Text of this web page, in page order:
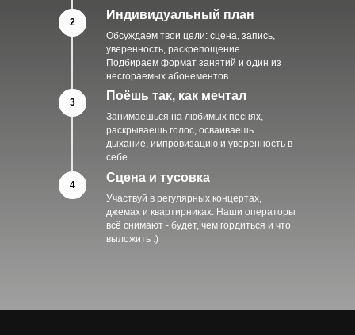
Индивидуальный план
Обсуждаем твои цели: сцена, запись,
уверенность, раскрепощение.
Подбираем формат занятий и один из
несгораемых абонементов
Поёшь так, как мечтал
Занимаешься на любимых песнях,
раскрываешь голос, осваиваешь
дыхание, импровизацию и уверенность в
себе
Сцена и тусовка
Участвуй в регулярных концертах,
джемах и квартирниках. Наши операторы
всё снимают - будет, чем гордиться и что
выложить :)
2
3
4